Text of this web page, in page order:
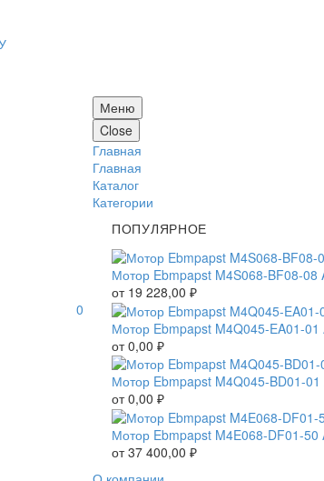
0
Меню
Close
Главная
Главная
Каталог
Категории
ПОПУЛЯРНОЕ
Мотор Ebmpapst M4S068-BF08-08
от 19 228,00 ₽
Мотор Ebmpapst M4Q045-EA01-01
от0,00 ₽
Мотор Ebmpapst M4Q045-BD01-01
от0,00 ₽
Мотор Ebmpapst M4E068-DF01-50
от37 400,00 ₽